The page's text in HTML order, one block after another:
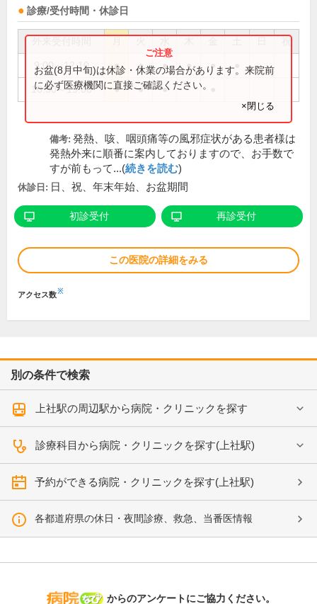
診療/受付時間・休診日
祝
9:00～12:10 ● ● ● ● ●
16:30～19:00 ● ● ●
お盆(8月中旬)は休診・休業の場合があります。来院前
に必ず医療機関に直接ご確認ください。
×閉じる
備考: 発熱、咳、咽頭痛等の風邪症状がある患者様は
発熱外来に順番に案内しておりますので、お手数で
すが前もって...(続きを読む)
休診日: 日、祝、年末年始、お盆期間
初診受付 再診受付
この医院の詳細をみる
アクセス数※
別の条件で検索
上社駅の周辺駅から病院・クリニックを探す
診療科目から病院・クリニックを探す(上社駅)
予約ができる病院・クリニックを探す(上社駅)
各都道府県の休日・夜間診療、救急、当番医情報
病院なび
からのアンケートにご協力ください。